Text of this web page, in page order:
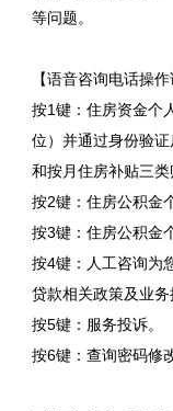
等问题。
【语音咨询电话操作
按1键：住房资金个
位）并通过身份验
和按月住房补贴三类
按2键：住房公积金
按3键：住房公积金
按4键：人工咨询为
贷款相关政策及业务
按5键：服务投诉。
按6键：查询密码修